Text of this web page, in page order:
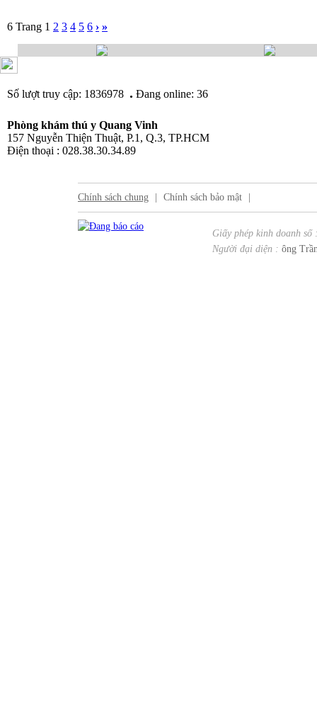
6 Trang 1 2 3 4 5 6 › »
Số lượt truy cập: 1836978 . Đang online: 36
Phòng khám thú y Quang Vinh
157 Nguyễn Thiện Thuật, P.1, Q.3, TP.HCM
Điện thoại : 028.38.30.34.89
Chính sách chung Chính sách bảo mật
Giấy phép kinh doanh số
Người đại diện : ông